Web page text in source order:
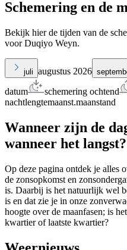
Schemering en de
Bekijk hier de tijden van de
voor Duqiyo Weyn.
juli augustus 2026
datum schemering ochtend
nachtlengtemaanst.maanstand
Wanneer zijn de
wanneer het langst?
Op deze pagina ontdek je alles
de zonsopkomst en
is. Daarbij is het natuurlijk wel
is en dat zie je in onze
hoogte over de maanfasen; is
kwartier of laatste kwartier?